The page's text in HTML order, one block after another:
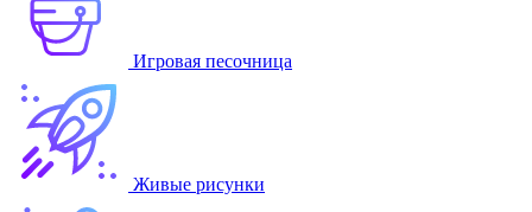
Игровая песочница
Живые рисунки